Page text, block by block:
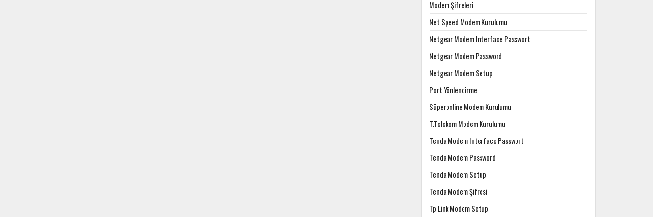
Modem Şifreleri
Net Speed Modem Kurulumu
Netgear Modem Interface Passwort
Netgear Modem Password
Netgear Modem Setup
Port Yönlendirme
Süperonline Modem Kurulumu
T.Telekom Modem Kurulumu
Tenda Modem Interface Passwort
Tenda Modem Password
Tenda Modem Setup
Tenda Modem Şifresi
Tp Link Modem Setup